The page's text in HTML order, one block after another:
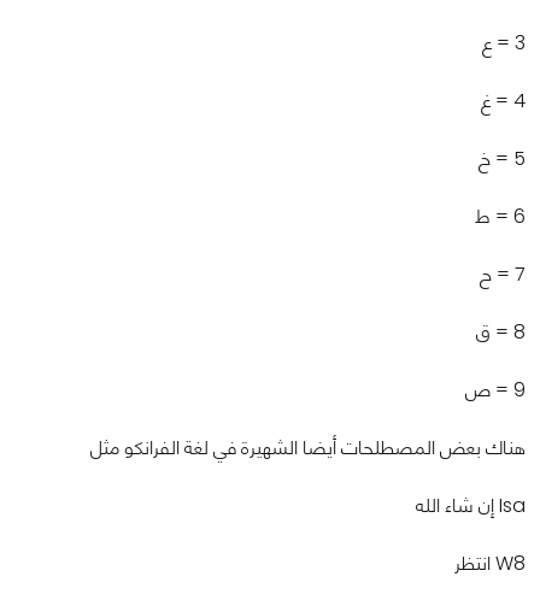
3 = ع
4 = غ
5 = خ
6 = ط
7 = ح
8 = ق
9 = ص
هناك بعض المصطلحات أيضا الشهيرة في لغة الفرانكو مثل
Isa إن شاء الله
W8 انتظر